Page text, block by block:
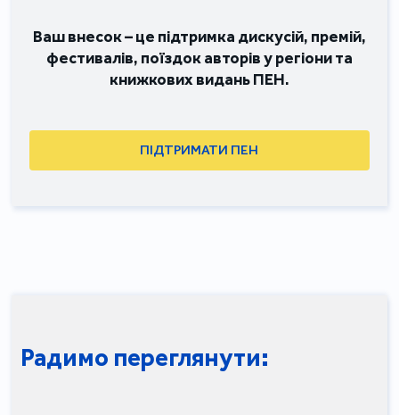
Ваш внесок – це підтримка дискусій, премій,
фестивалів, поїздок авторів у регіони та
книжкових видань ПЕН.
ПІДТРИМАТИ ПЕН
Радимо переглянути: